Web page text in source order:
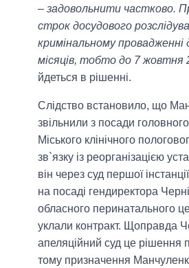
– задовольнити частково.
строк досудового
кримінальному
місяців, тобто до 7 жовтня
йдеться в рішенні.
Слідство встановило, що
звільнили з посади
Міського клінічного
зв`язку із реорганізацією
він через суд першої
на посаді гендиректора
обласного перинатального
уклали контракт. Щоправда
апеляційний суд це рішення
тому призначення